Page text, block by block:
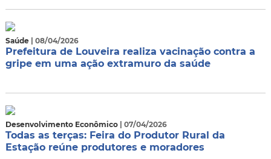
Saúde | 08/04/2026
Prefeitura de Louveira realiza vacinação contra a
gripe em uma ação extramuro da saúde
Desenvolvimento Econômico | 07/04/2026
Todas as terças: Feira do Produtor Rural da
Estação reúne produtores e moradores